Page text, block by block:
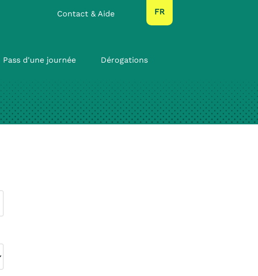
Contact & Aide FR
Pass d'une journée Dérogations